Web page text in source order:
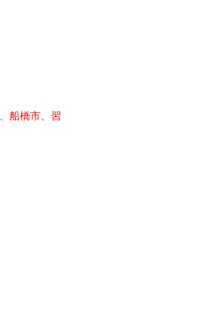
船橋市、習